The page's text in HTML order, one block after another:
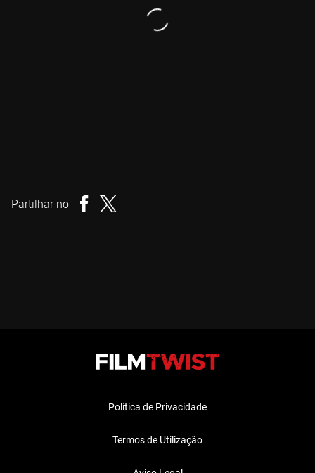
Partilhar no
Política de Privacidade
Termos de Utilização